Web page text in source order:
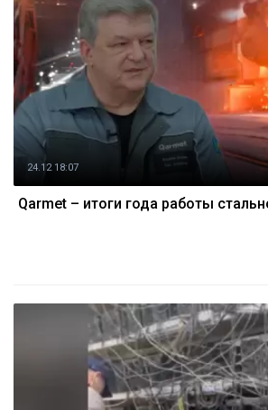
24.12 18:07
Qarmet – итоги года работы